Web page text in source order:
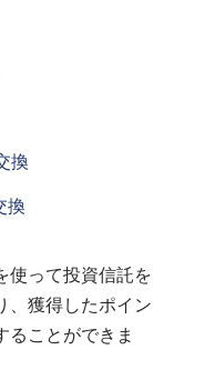
換
換
使って投資信託を
、獲得したポイン
ることができま